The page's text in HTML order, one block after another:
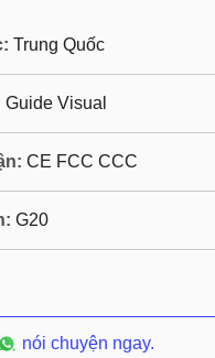
Trung Quốc
Guide Visual
CE FCC CCC
G20
nói chuyện ngay.